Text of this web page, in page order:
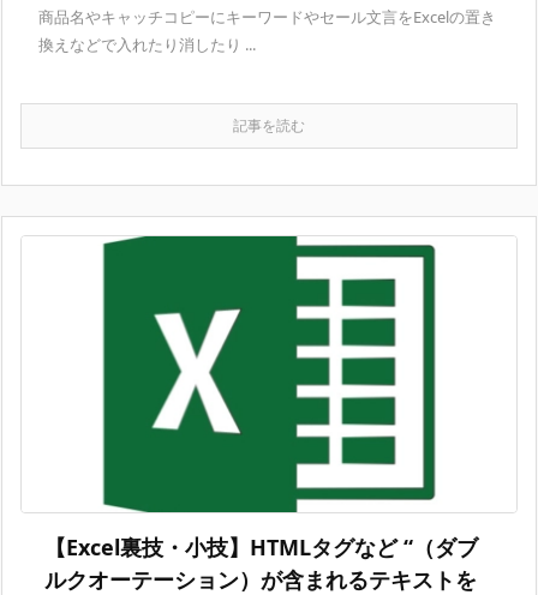
商品名やキャッチコピーにキーワードやセール文言をExcelの置き
換えなどで入れたり消したり ...
記事を読む
【Excel裏技・小技】HTMLタグなど “（ダブ
ルクオーテーション）が含まれるテキストを